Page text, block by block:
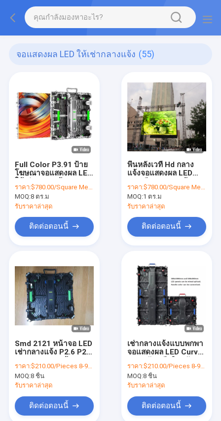
จอแสดงผล LED ให้เช่ากลางแจ้ง (55)
Full Color P3.91 ป้าย
โฆษณาจอแสดงผล LED
500 มม. 500 * 1,000
มม
ราคา:$780.00/Square Meters 8-49 Square Meters
MOQ:8 ตร.ม
รับราคาล่าสุด
ติดต่อตอนนี้
พื้นหลังเวที Hd กลาง
แจ้งจอแสดงผล LED
แผงวิดีโอ LED ให้เช่า
ผนัง
ราคา:$780.00/Square Meters 8-49 Square Meters
MOQ:1 ตร.ม
รับราคาล่าสุด
ติดต่อตอนนี้
Smd 2121 หน้าจอ LED
เช่ากลางแจ้ง P2.6 P2.9
กลางแจ้ง
ราคา:$210.00/Pieces 8-99 Pieces
MOQ:8 ชิ้น
รับราคาล่าสุด
ติดต่อตอนนี้
เช่ากลางแจ้งแบบพกพา
จอแสดงผล LED Curve
แผงผนังวิดีโอ LED
ราคา:$210.00/Pieces 8-99 Pieces
MOQ:8 ชิ้น
รับราคาล่าสุด
ติดต่อตอนนี้